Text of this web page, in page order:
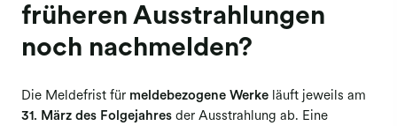
Meldung Einzelbilder
Meldung Honorar
Meldung Kunst am Bau
früheren Ausstrahlungen
noch nachmelden?
Die Meldefrist für meldebezogene Werke läuft jeweils am
31. März des Folgejahres der Ausstrahlung ab. Eine